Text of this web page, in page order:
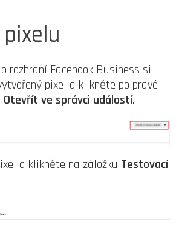
rozhraní Facebook Business si
pixel a klikněte po pravé
Otevřít ve správci událostí.
a klikněte na záložku Testovací